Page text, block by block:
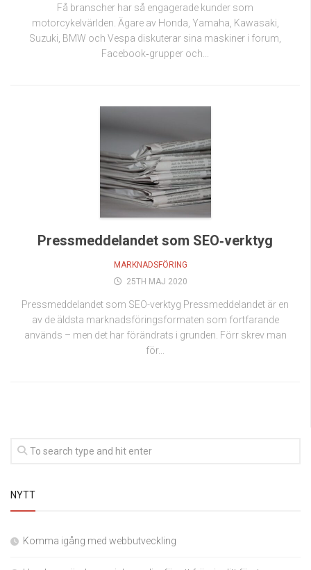
Få branscher har så engagerade kunder som
motorcykelvärlden. Ägare av Honda, Yamaha, Kawasaki,
Suzuki, BMW och Vespa diskuterar sina maskiner i forum,
Facebook‑grupper och...
Pressmeddelandet som SEO‑verktyg
MARKNADSFÖRING
25TH MAJ 2020
Pressmeddelandet som SEO-verktyg Pressmeddelandet är en
av de äldsta marknadsföringsformaten som fortfarande
används – men det har förändrats i grunden. Förr skrev man
för...
NYTT
Komma igång med webbutveckling